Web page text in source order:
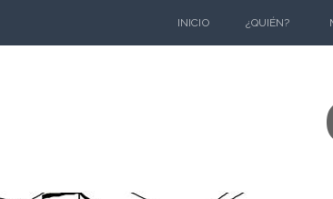
INICIO ¿QUIÉN?